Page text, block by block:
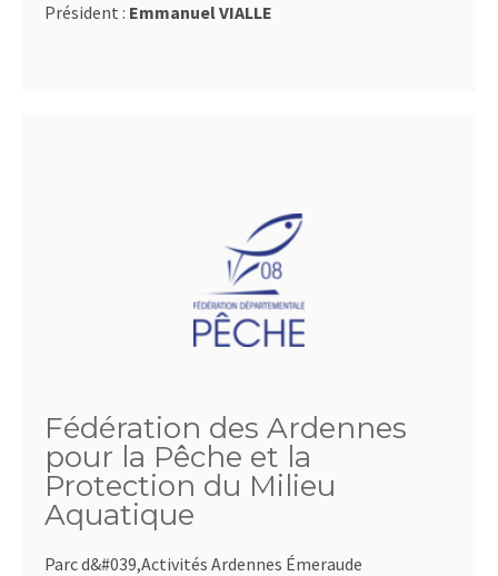
Président : Emmanuel VIALLE
Fédération des Ardennes
pour la Pêche et la
Protection du Milieu
Aquatique
Parc d&#039,Activités Ardennes Émeraude